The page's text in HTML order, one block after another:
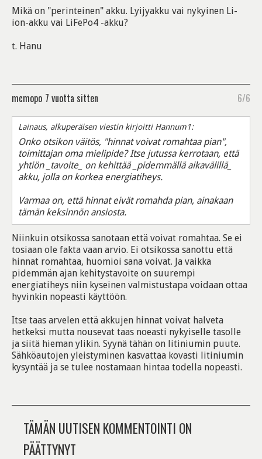
Mikä on "perinteinen" akku. Lyijyakku vai nykyinen Li-
ion-akku vai LiFePo4 -akku?
t. Hanu
mcmopo 7 vuotta sitten 6/6
Lainaus, alkuperäisen viestin kirjoitti Hannum1:
Onko otsikon väitös, "hinnat voivat romahtaa pian",
toimittajan oma mielipide? Itse jutussa kerrotaan, että
yhtiön _tavoite_ on kehittää _pidemmällä aikavälillä_
akku, jolla on korkea energiatiheys.
Varmaa on, että hinnat eivät romahda pian, ainakaan
tämän keksinnön ansiosta.
Niinkuin otsikossa sanotaan että voivat romahtaa. Se ei
tosiaan ole fakta vaan arvio. Ei otsikossa sanottu että
hinnat romahtaa, huomioi sana voivat. Ja vaikka
pidemmän ajan kehitystavoite on suurempi
energiatiheys niin kyseinen valmistustapa voidaan ottaa
hyvinkin nopeasti käyttöön.
Itse taas arvelen että akkujen hinnat voivat halveta
hetkeksi mutta nousevat taas noeasti nykyiselle tasolle
ja siitä hieman ylikin. Syynä tähän on litiniumin puute.
Sähköautojen yleistyminen kasvattaa kovasti litiniumin
kysyntää ja se tulee nostamaan hintaa todella nopeasti.
TÄMÄN UUTISEN KOMMENTOINTI ON
PÄÄTTYNYT